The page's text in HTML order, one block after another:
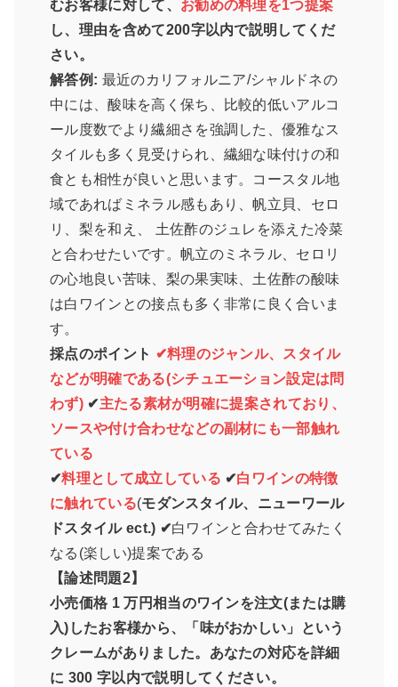
むお客様に対して、 お勧めの料理を1つ提案
し、理由を含めて200字以内で説明してくだ
さい。
解答例: 最近のカリフォルニア/シャルドネの
中には、酸味を高く保ち、比較的低いアルコ
ール度数でより繊細さを強調した、優雅なス
タイルも多く見受けられ、繊細な味付けの和
食とも相性が良いと思います。コースタル地
域であればミネラル感もあり、帆立貝、セロ
リ、梨を和え、 土佐酢のジュレを添えた冷菜
と合わせたいです。帆立のミネラル、セロリ
の心地良い苦味、梨の果実味、土佐酢の酸味
は白ワインとの接点も多く非常に良く合いま
す。
採点のポイント ✔料理のジャンル、スタイル
などが明確である(シチュエーション設定は問
わず)✔主たる素材が明確に提案されており、
ソースや付け合わせなどの副材にも一部触れ
ている
✔料理として成立している ✔白ワインの特徴
に触れている(モダンスタイル、ニューワール
ドスタイル ect.) ✔白ワインと合わせてみたく
なる(楽しい)提案である
【論述問題2】
小売価格 1 万円相当のワインを注文(または購
入)したお客様から、「味がおかしい」という
クレームがありました。あなたの対応を詳細
に 300 字以内で説明してください。